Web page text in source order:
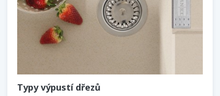
Typy výpustí dřezů